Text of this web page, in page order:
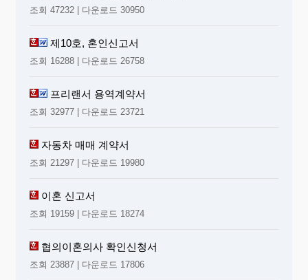
조회 47232 | 다운로드 30950
제10호, 혼인신고서
조회 16288 | 다운로드 26758
프리랜서 용역계약서
조회 32977 | 다운로드 23721
자동차 매매 계약서
조회 21297 | 다운로드 19980
이혼 신고서
조회 19159 | 다운로드 18274
협의이혼의사 확인신청서
조회 23887 | 다운로드 17806